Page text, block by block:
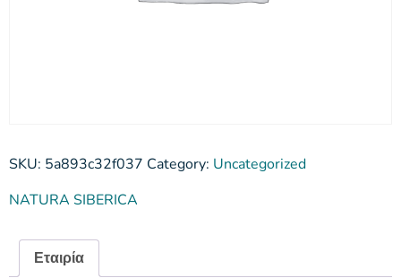
SKU: 5a893c32f037 Category: Uncategorized
NATURA SIBERICA
Εταιρία